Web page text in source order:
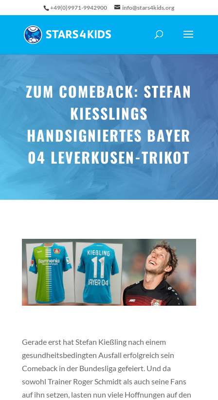
+49(0)9971-9942900 info@stars4kids.org
ZUM COMEBACK: STEFAN
KIESSLINGS H
ANDSIGNIERTES BAYER 0
4 LEVERKUSEN-TRIKOT
Gerade erst hat Stefan Kießling nach einem
gesundheitsbedingten Ausfall erfolgreich sein
Comeback in der Bundesliga gefeiert. Und da
sowohl Trainer Roger Schmidt als auch seine Fans
auf ihn setzen, lasten nun viele Hoffnungen auf den